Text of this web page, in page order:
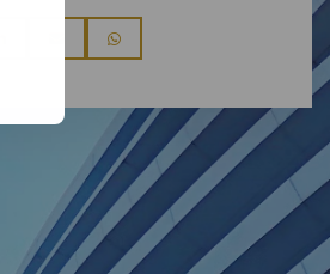
via
Deel
via